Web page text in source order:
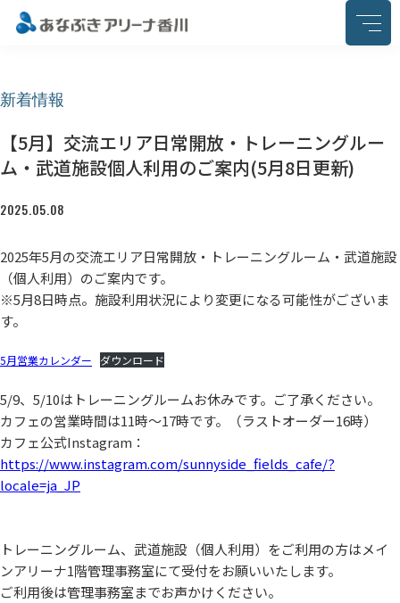
このページの本文へ移動
新着情報
【5月】交流エリア日常開放・トレーニングルー
ム・武道施設個人利用のご案内(5月8日更新)
2025.05.08
2025年5月の交流エリア日常開放・トレーニングルーム・武道施設
（個人利用）のご案内です。
※5月8日時点。施設利用状況により変更になる可能性がございま
す。
5月営業カレンダー ダウンロード
5/9、5/10はトレーニングルームお休みです。ご了承ください。
カフェの営業時間は11時～17時です。（ラストオーダー16時）
カフェ公式Instagram：
https://www.instagram.com/sunnyside_fields_cafe/?
locale=ja_JP
トレーニングルーム、武道施設（個人利用）をご利用の方はメイ
ンアリーナ1階管理事務室にて受付をお願いいたします。
ご利用後は管理事務室までお声かけください。